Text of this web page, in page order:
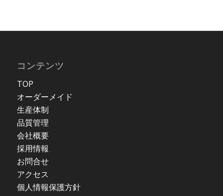
コンテンツ
TOP
オーダーメイド
生産体制
品質管理
会社概要
採用情報
お問合せ
アクセス
個人情報保護方針